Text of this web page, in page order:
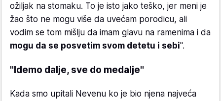
ožiljak na stomaku. To je isto jako teško, jer meni je
žao što ne mogu više da uvećam porodicu, ali
vodim se tom mišlju da imam glavu na ramenima i da
mogu da se posvetim svom detetu i sebi".
"Idemo dalje, sve do medalje"
Kada smo upitali Nevenu ko je bio njena najveća